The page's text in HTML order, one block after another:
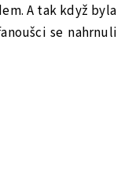
A tak když byla
se nahrnuli